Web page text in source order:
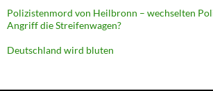
Polizistenmord von Heilbronn – wechselten
Angriff die Streifenwagen?
Deutschland wird bluten